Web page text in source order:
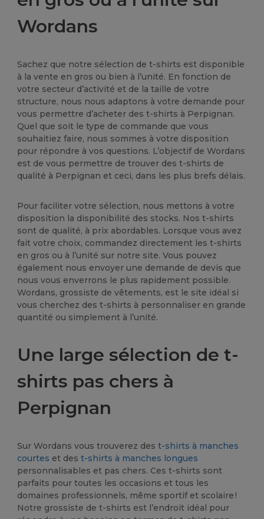
Wordans
Sachez que notre sélection de t-shirts est disponible
à la vente en gros ou bien à l’unité. En fonction de
votre secteur d’activité et de la taille de votre
structure, nous nous adaptons à votre demande pour
vous permettre d’acheter des t-shirts à Perpignan.
Quel que soit le type de commande que vous
souhaitiez faire, nous sommes à votre disposition
pour répondre à vos questions. L’objectif de Wordans
est de vous permettre de trouver des t-shirts de
qualité à Perpignan et ceci, dans les plus brefs délais.
Pour faciliter votre sélection, nous mettons à votre
disposition la disponibilité des stocks. Nos t-shirts
sont de qualité, à prix abordables. Lorsque vous avez
fait votre choix, commandez directement les t-shirts
en gros ou à l’unité sur notre site. Vous pouvez
également nous envoyer une demande de devis que
nous vous enverrons le plus rapidement possible.
Wordans, grossiste de vêtements, est le site idéal si
vous cherchez des t-shirts à personnaliser en grande
quantité ou simplement à l’unité.
Une large sélection de t-
shirts pas chers à
Perpignan
Sur Wordans vous trouverez dest-shirts à manches
courtes et dest-shirts à manches longues
personnalisables et pas chers. Ces t-shirts sont
parfaits pour toutes les occasions et tous les
domaines professionnels, même sportif et scolaire !
Notre grossiste de t-shirts est l’endroit idéal pour